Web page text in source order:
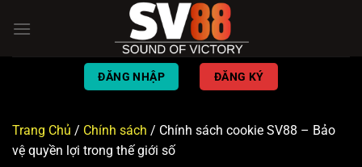
đến
ĐĂNG NHẬP ĐĂNG KÝ
Trang Chủ / Chính sách / Chính sách cookie SV88 – Bảo
vệ quyền lợi trong thế giới số